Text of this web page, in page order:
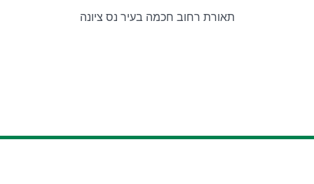
תאורת רחוב חכמה בעיר נס ציונה